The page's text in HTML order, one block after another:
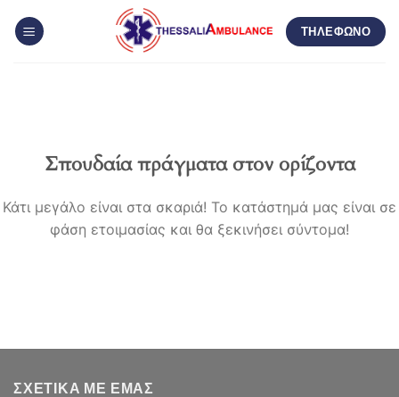
στο
ΤΗΛΕΦΩΝΟ
Σπουδαία πράγματα στον ορίζοντα
Κάτι μεγάλο είναι στα σκαριά! Το κατάστημά μας είναι σε
φάση ετοιμασίας και θα ξεκινήσει σύντομα!
ΣΧΕΤΙΚΆ ΜΕ ΕΜΆΣ